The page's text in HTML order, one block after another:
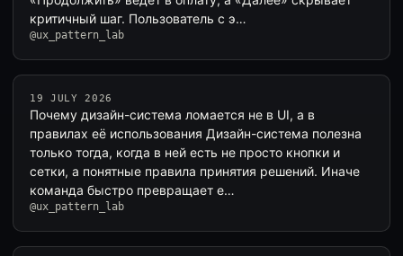
критичный шаг. Пользователь с э…
@ux_pattern_lab
19 JULY 2026
Почему дизайн-система ломается не в UI, а в
правилах её использования Дизайн-система полезна
только тогда, когда в ней есть не просто кнопки и
сетки, а понятные правила принятия решений. Иначе
команда быстро превращает е…
@ux_pattern_lab